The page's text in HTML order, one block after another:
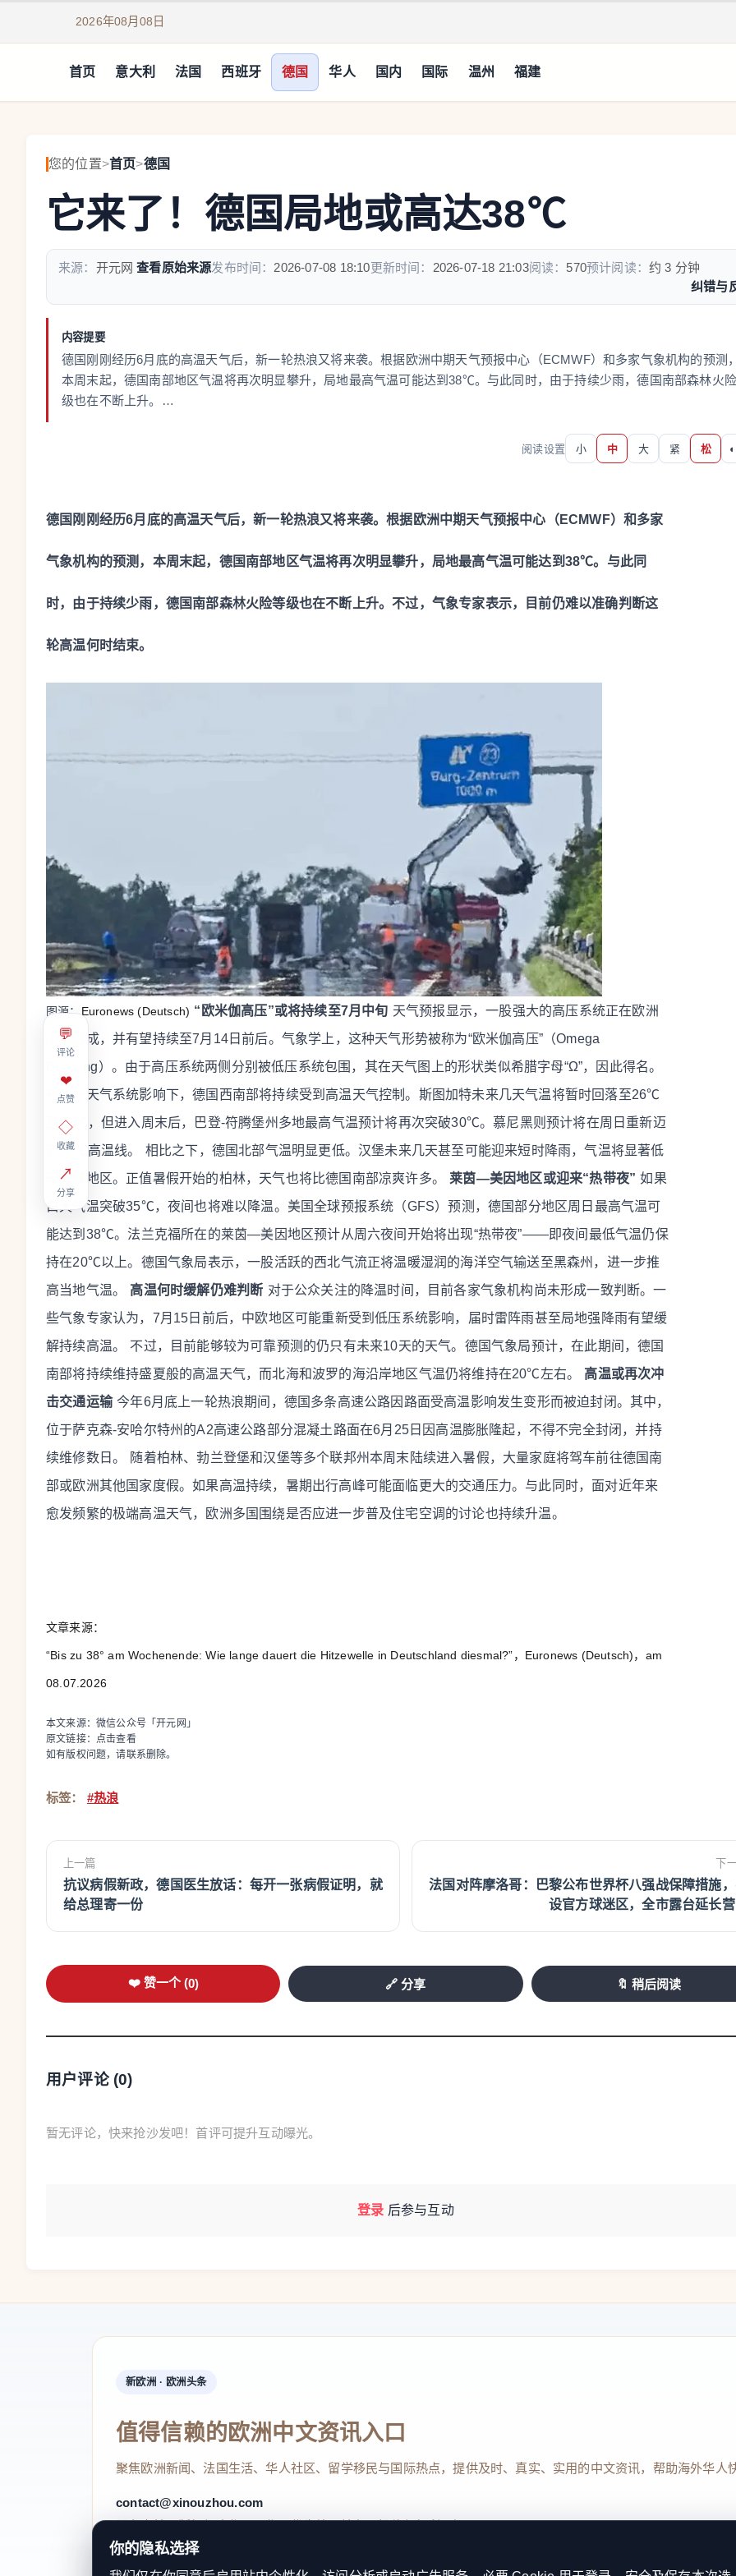
2026年08月08日
首页 意大利 法国 西班牙 德国 华人 国内 国际 温州 福建
您的位置>首页>德国
它来了！德国局地或高达38℃
来源： 开元网 查看原始来源发布时间： 2026-07-08 18:10更新时间： 2026-07-18 21:03阅读： 570预计阅读：约 3 分钟
纠错与
内容提要
德国刚刚经历6月底的高温天气后，新一轮热浪又将来袭。根据欧洲中期天气预报中心（ECMWF）和多家气象机构的预测，
本周末起，德国南部地区气温将再次明显攀升，局地最高气温可能达到38℃。与此同时，由于持续少雨，德国南部森林火
级也在不断上升。…
阅读设置 小 中 大 紧 松 ◐
💬
评论
❤
点赞
◇
收藏
↗
分享
德国刚刚经历6月底的高温天气后，新一轮热浪又将来袭。根据欧洲中期天气预报中心（ECMWF）和多家
气象机构的预测，本周末起，德国南部地区气温将再次明显攀升，局地最高气温可能达到38℃。与此同
时，由于持续少雨，德国南部森林火险等级也在不断上升。不过，气象专家表示，目前仍难以准确判断这
轮高温何时结束。
图源： Euronews (Deutsch) “欧米伽高压”或将持续至7月中旬 天气预报显示，一股强大的高压系统正在欧洲
上空形成，并有望持续至7月14日前后。气象学上，这种天气形势被称为“欧米伽高压”（Omega
Blocking）。由于高压系统两侧分别被低压系统包围，其在天气图上的形状类似希腊字母“Ω”，因此得名。
在这一天气系统影响下，德国西南部将持续受到高温天气控制。斯图加特未来几天气温将暂时回落至26℃
至29℃，但进入周末后，巴登-符腾堡州多地最高气温预计将再次突破30℃。慕尼黑则预计将在周日重新迈
过30℃高温线。
相比之下，德国北部气温明显更低。汉堡未来几天甚至可能迎来短时降雨，气温将显著低
于南部地区。正值暑假开始的柏林，天气也将比德国南部凉爽许多。
莱茵—美因地区或迎来“热带夜” 如果
白天气温突破35℃，夜间也将难以降温。美国全球预报系统（GFS）预测，德国部分地区周日最高气温可
能达到38℃。法兰克福所在的莱茵—美因地区预计从周六夜间开始将出现“热带夜”——即夜间最低气温仍保
持在20℃以上。德国气象局表示，一股活跃的西北气流正将温暖湿润的海洋空气输送至黑森州，进一步推
高当地气温。
高温何时缓解仍难判断 对于公众关注的降温时间，目前各家气象机构尚未形成一致判断。一
些气象专家认为，7月15日前后，中欧地区可能重新受到低压系统影响，届时雷阵雨甚至局地强降雨有望缓
解持续高温。
不过，目前能够较为可靠预测的仍只有未来10天的天气。德国气象局预计，在此期间，德国
南部将持续维持盛夏般的高温天气，而北海和波罗的海沿岸地区气温仍将维持在20℃左右。
高温或再次冲
击交通运输 今年6月底上一轮热浪期间，德国多条高速公路因路面受高温影响发生变形而被迫封闭。其中，
位于萨克森-安哈尔特州的A2高速公路部分混凝土路面在6月25日因高温膨胀隆起，不得不完全封闭，并持
续维修数日。
随着柏林、勃兰登堡和汉堡等多个联邦州本周末陆续进入暑假，大量家庭将驾车前往德国南
部或欧洲其他国家度假。如果高温持续，暑期出行高峰可能面临更大的交通压力。与此同时，面对近年来
愈发频繁的极端高温天气，欧洲多国围绕是否应进一步普及住宅空调的讨论也持续升温。
文章来源：
“Bis zu 38° am Wochenende: Wie lange dauert die Hitzewelle in Deutschland diesmal?”，Euronews (Deutsch)，am
08.07.2026
本文来源：微信公众号「开元网」
原文链接： 点击查看
如有版权问题，请联系删除。
标签： #热浪
上一篇
抗议病假新政，德国医生放话：每开一张病假证明，就
给总理寄一份
下
法国对阵摩洛哥：巴黎公布世界杯八强战保障措施
设官方球迷区，全市露台延长
❤️ 赞一个 (0) 🔗 分享 🔖 稍后阅读
用户评论 (0)
暂无评论，快来抢沙发吧！首评可提升互动曝光。
登录 后参与互动
新欧洲 · 欧洲头条
值得信赖的欧洲中文资讯入口
聚焦欧洲新闻、法国生活、华人社区、留学移民与国际热点，提供及时、真实、实用的中文资讯，帮助海外华人
contact@xinouzhou.com
服务支持、版权与合作：工作日优先处理站务、投稿与权利通知
你的隐私选择